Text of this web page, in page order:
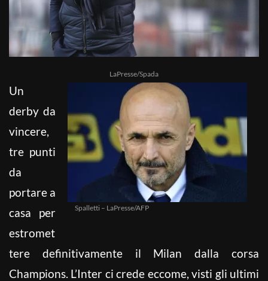
LaPresse/Spada
Spalletti – LaPresse/AFP
Un
derby da
vincere,
tre punti
da
portare a
casa per
estromet
tere definitivamente il Milan dalla corsa
Champions. L’Inter ci crede eccome, visti gli ultimi